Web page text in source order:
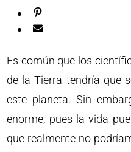
Es común que los
de la Tierra tendría que
este planeta. Sin
enorme, pues la vida
que realmente no